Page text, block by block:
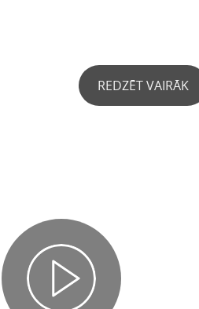
REDZĒT VAIRĀK